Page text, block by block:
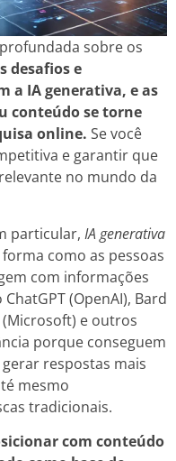
sobre os
desafios e
a IA generativa, e as
conteúdo se torne
online. Se você
e garantir que
no mundo da
particular, IA generativa
como as pessoas
com informações
(OpenAI), Bard
(Microsoft) e outros
porque conseguem
respostas mais
mesmo
tradicionais.
com conteúdo